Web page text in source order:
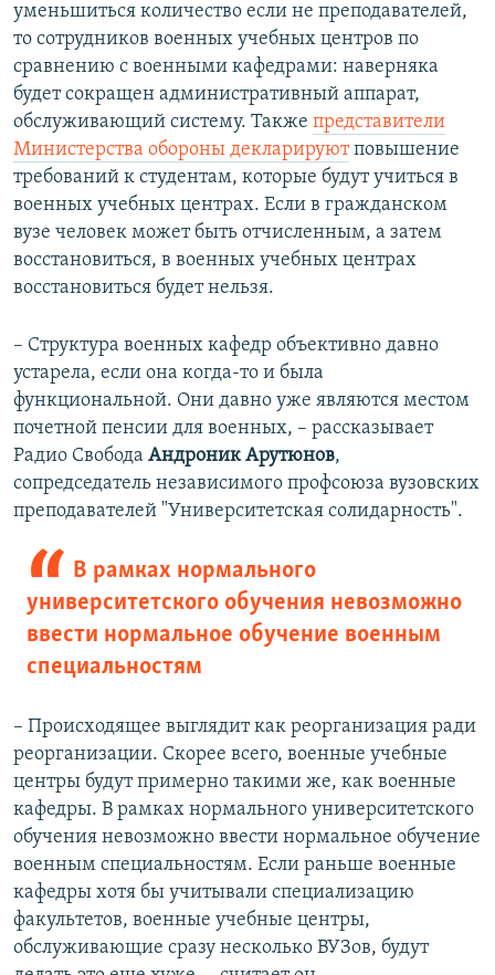
уменьшиться количество если не преподавателей,
то сотрудников военных учебных центров по
сравнению с военными кафедрами: наверняка
будет сокращен административный аппарат,
обслуживающий систему. Также представители
Министерства обороны декларируютповышение
требований к студентам, которые будут учиться в
военных учебных центрах. Если в гражданском
вузе человек может быть отчисленным, а затем
восстановиться, в военных учебных центрах
восстановиться будет нельзя.
– Структура военных кафедр объективно давно
устарела, если она когда-то и была
функциональной. Они давно уже являются местом
почетной пенсии для военных, – рассказывает
Радио Свобода Андроник Арутюнов,
сопредседатель независимого профсоюза вузовских
преподавателей "Университетская солидарность".
В рамках нормального
университетского обучения невозможно
ввести нормальное обучение военным
специальностям
– Происходящее выглядит как реорганизация ради
реорганизации. Скорее всего, военные учебные
центры будут примерно такими же, как военные
кафедры. В рамках нормального университетского
обучения невозможно ввести нормальное обучение
военным специальностям. Если раньше военные
кафедры хотя бы учитывали специализацию
факультетов, военные учебные центры,
обслуживающие сразу несколько ВУЗов, будут